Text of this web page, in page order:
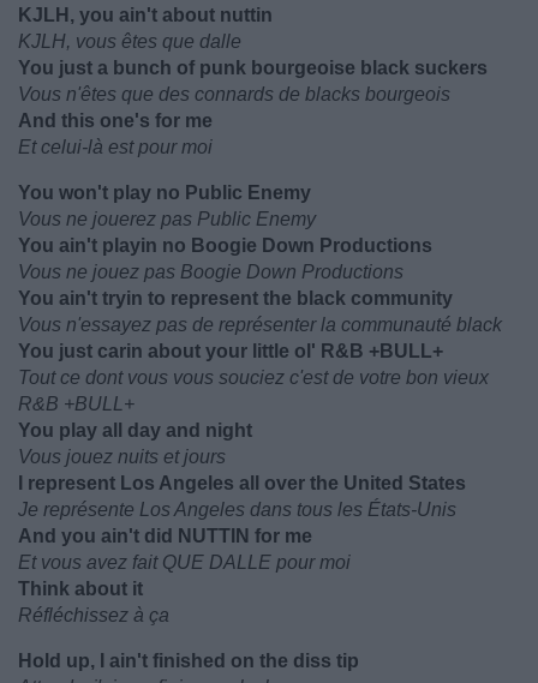
KJLH, you ain't about nuttin
KJLH, vous êtes que dalle
You just a bunch of punk bourgeoise black suckers
Vous n'êtes que des connards de blacks bourgeois
And this one's for me
Et celui-là est pour moi
You won't play no Public Enemy
Vous ne jouerez pas Public Enemy
You ain't playin no Boogie Down Productions
Vous ne jouez pas Boogie Down Productions
You ain't tryin to represent the black community
Vous n'essayez pas de représenter la communauté black
You just carin about your little ol' R&B +BULL+
Tout ce dont vous vous souciez c'est de votre bon vieux
R&B +BULL+
You play all day and night
Vous jouez nuits et jours
I represent Los Angeles all over the United States
Je représente Los Angeles dans tous les États-Unis
And you ain't did NUTTIN for me
Et vous avez fait QUE DALLE pour moi
Think about it
Réfléchissez à ça
Hold up, I ain't finished on the diss tip